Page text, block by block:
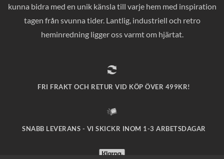
kunna bidra med en unik känsla till varje hem med inspiration
tagen från svunna tider. Lantlig, industriell och retro
heminredning ligger oss varmt om hjärtat.
FRI FRAKT OCH RETUR VID KÖP ÖVER 499KR!
SNABB LEVERANS - VI SKICKR INOM 1-3 ARBETSDAGAR